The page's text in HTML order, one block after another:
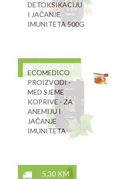
DETOKSIKACIJU
I JAČANJE
IMUNITETA 500G
26,50 KM
ECOMEDICO
PROIZVODI -
MED SJEME
KOPRIVE - ZA
ANEMIJU I
JAČANJE
IMUNITETA
5,30 KM